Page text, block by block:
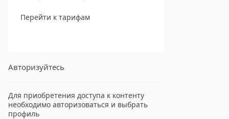
Перейти к тарифам
Авторизуйтесь
Для приобретения доступа к контенту
необходимо авторизоваться и выбрать
профиль